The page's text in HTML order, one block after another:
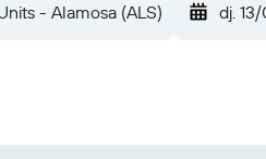
- Alamosa (ALS) dj.